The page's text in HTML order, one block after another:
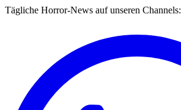
Tägliche Horror-News auf unseren Channels: